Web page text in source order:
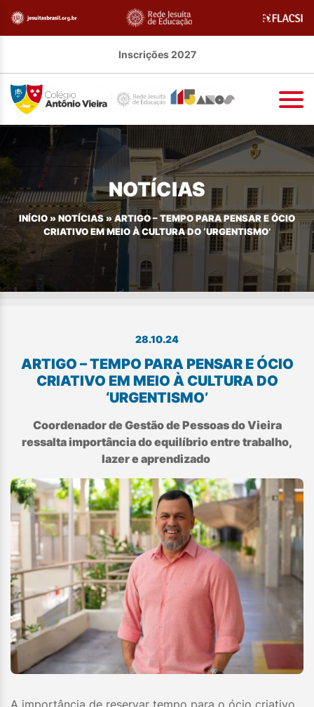
Inscrições 2027
NOTÍCIAS
INÍCIO » NOTÍCIAS»ARTIGO – TEMPO PARA PENSAR E ÓCIO
CRIATIVO EM MEIO À CULTURA DO ‘URGENTISMO’
28.10.24
ARTIGO – TEMPO PARA PENSAR E ÓCIO
CRIATIVO EM MEIO À CULTURA DO
‘URGENTISMO’
Coordenador de Gestão de Pessoas do Vieira
ressalta importância do equilíbrio entre trabalho,
lazer e aprendizado